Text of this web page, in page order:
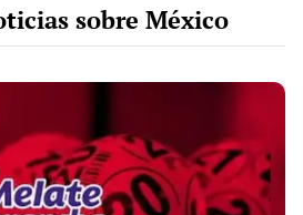
sobre México